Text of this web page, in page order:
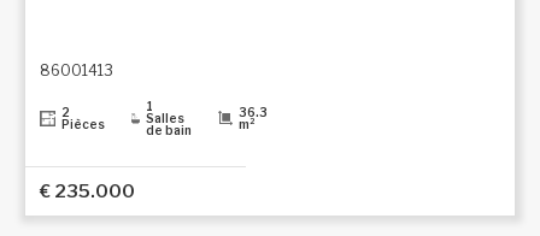
86001413
2
Pièces
1
Salles
de bain
36.3
m²
€ 235.000